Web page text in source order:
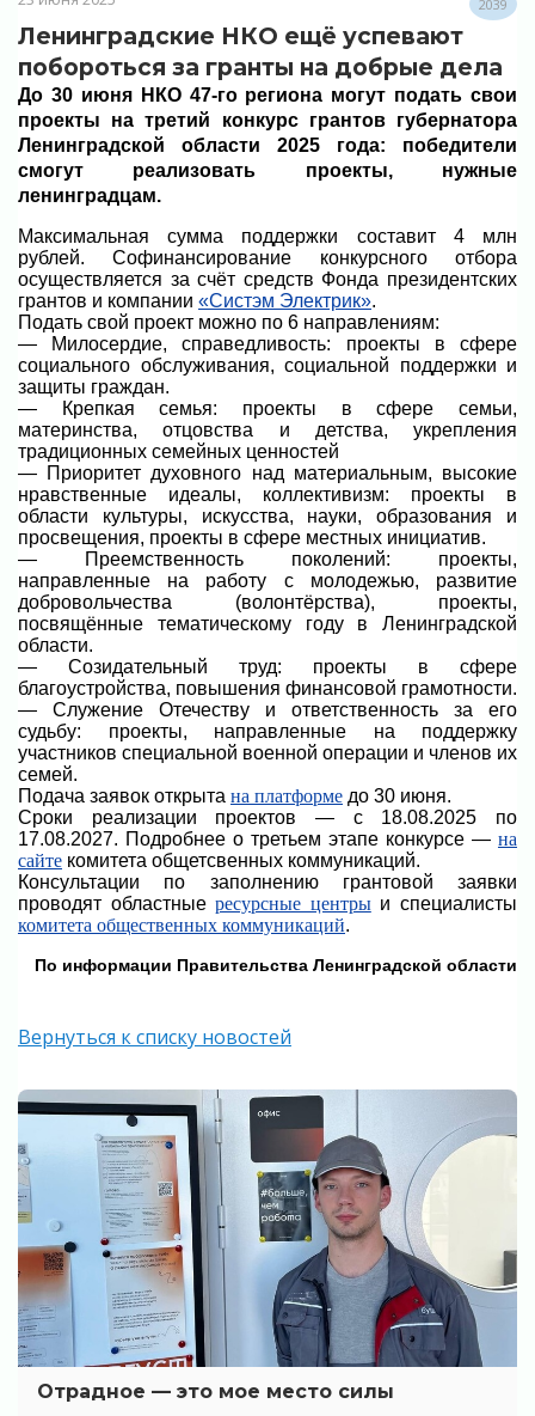
2039
Ленинградские НКО ещё успевают
побороться за гранты на добрые дела
До 30 июня НКО 47-го региона могут подать свои
проекты на третий конкурс грантов губернатора
Ленинградской области 2025 года: победители
смогут реализовать проекты, нужные
ленинградцам.
Максимальная сумма поддержки составит 4 млн
рублей. Софинансирование конкурсного отбора
осуществляется за счёт средств Фонда президентских
грантов и компании «Систэм Электрик».
Подать свой проект можно по 6 направлениям:
— Милосердие, справедливость: проекты в сфере
социального обслуживания, социальной поддержки и
защиты граждан.
— Крепкая семья: проекты в сфере семьи,
материнства, отцовства и детства, укрепления
традиционных семейных ценностей
— Приоритет духовного над материальным, высокие
нравственные идеалы, коллективизм: проекты в
области культуры, искусства, науки, образования и
просвещения, проекты в сфере местных инициатив.
— Преемственность поколений: проекты,
направленные на работу с молодежью, развитие
добровольчества (волонтёрства), проекты,
посвящённые тематическому году в Ленинградской
области.
— Созидательный труд: проекты в сфере
благоустройства, повышения финансовой грамотности.
— Служение Отечеству и ответственность за его
судьбу: проекты, направленные на поддержку
участников специальной военной операции и членов их
семей.
Подача заявок открыта на платформе до 30 июня.
Сроки реализации проектов — с 18.08.2025 по
17.08.2027. Подробнее о третьем этапе конкурсе — на
сайте комитета общетсвенных коммуникаций.
Консультации по заполнению грантовой заявки
проводят областныересурсные центрыи специалисты
комитета общественных коммуникаций.
По информации Правительства Ленинградской области
Вернуться к списку новостей
Отрадное — это мое место силы